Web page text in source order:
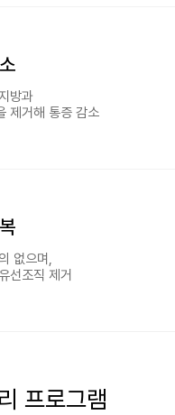
방과
제거해 통증 감소
없으며,
선조직 제거
프로그램